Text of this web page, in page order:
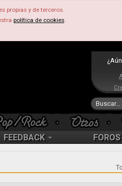
propias y de terceros.
política de cookies.
FEEDBACK FOROS